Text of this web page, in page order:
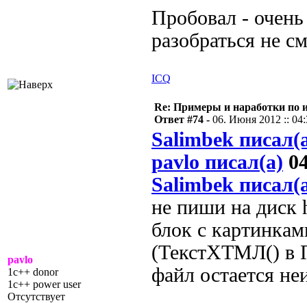
Пробовал -
разобраться не
ICQ
pavlo
1c++ donor
1c++ power user
Отсутствует
Re: Примеры и наработки по
Ответ #74 - 06. Июня 2012 ::
Salimbek
pavlo писал(а)
Salimbek
не пиши на диск
блок с
(ТекстХТМЛ() в
файл остается